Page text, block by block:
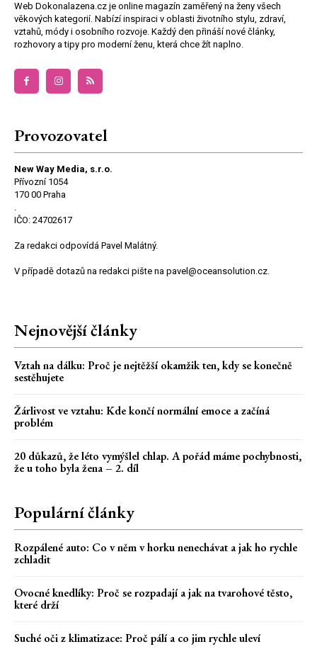
Web Dokonalazena.cz je online magazín zaměřený na ženy všech
věkových kategorií. Nabízí inspiraci v oblasti životního stylu, zdraví,
vztahů, módy i osobního rozvoje. Každý den přináší nové články,
rozhovory a tipy pro moderní ženu, která chce žít naplno.
Provozovatel
New Way Media, s.r.o.
Přívozní 1054
170 00 Praha
.
IČO: 24702617
Za redakci odpovídá Pavel Malátný.
V případě dotazů na redakci pište na pavel@oceansolution.cz.
Nejnovější články
Vztah na dálku: Proč je nejtěžší okamžik ten, kdy se konečně
sestěhujete
Žárlivost ve vztahu: Kde končí normální emoce a začíná
problém
20 důkazů, že léto vymýšlel chlap. A pořád máme pochybnosti,
že u toho byla žena – 2. díl
Populární články
Rozpálené auto: Co v něm v horku nenechávat a jak ho rychle
zchladit
Ovocné knedlíky: Proč se rozpadají a jak na tvarohové těsto,
které drží
Suché oči z klimatizace: Proč pálí a co jim rychle uleví